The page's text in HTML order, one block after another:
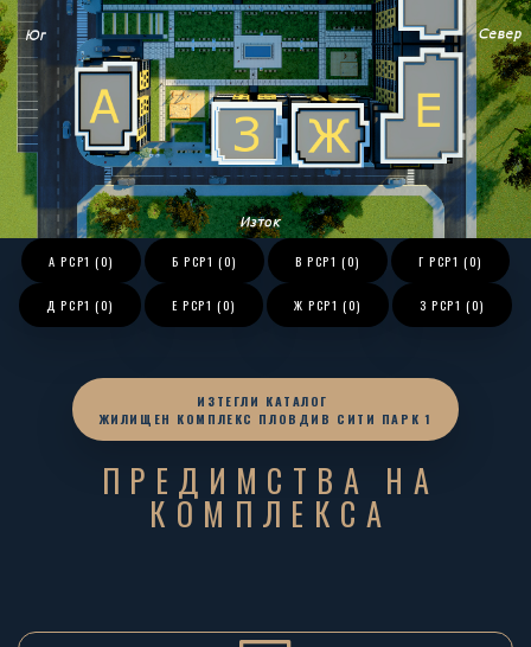
A PCP1 (0) Б PCP1 (0) В PCP1 (0) Г PCP1 (0)
Д PCP1 (0) Е PCP1 (0) Ж PCP1 (0) З PCP1 (0)
ИЗТЕГЛИ КАТАЛОГ
ЖИЛИЩЕН КОМПЛЕКС ПЛОВДИВ СИТИ ПАРК 1
ПРЕДИМСТВА НА
КОМПЛЕКСА